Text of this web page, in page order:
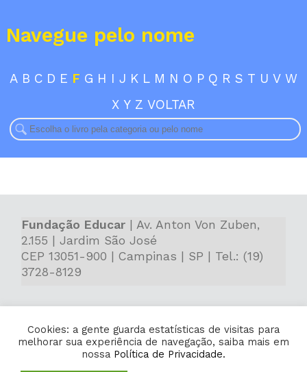
Navegue pelo nome
A B C D E F G H I J K L M N O P Q R S T U V W
X Y Z VOLTAR
Fundação Educar | Av. Anton Von Zuben,
2.155 | Jardim São José
CEP 13051-900 | Campinas | SP | Tel.: (19)
3728-8129
Acesse nossas redes sociais:
Cookies: a gente guarda estatísticas de visitas para
melhorar sua experiência de navegação, saiba mais em
nossa Política de Privacidade.